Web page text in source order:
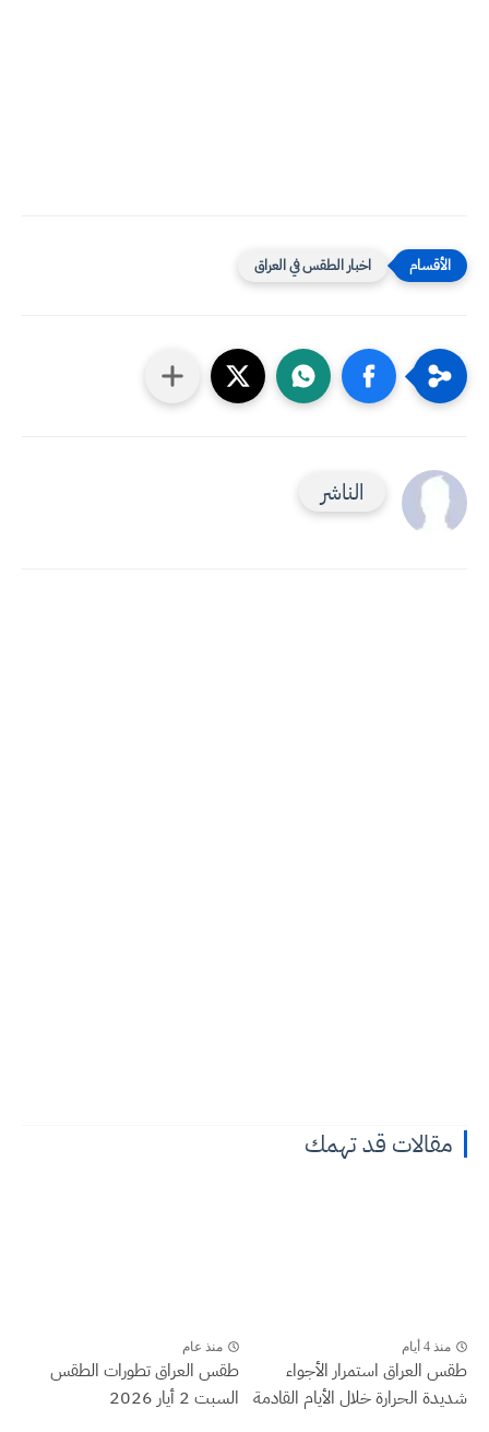
اخبار الطقس في العراق
الناشر
مقالات قد تهمك
منذ 4 أيام
طقس العراق ‏استمرار الأجواء
شديدة الحرارة خلال الأيام القادمة
منذ عام
طقس العراق تطورات الطقس
السبت 2 أيار 2026